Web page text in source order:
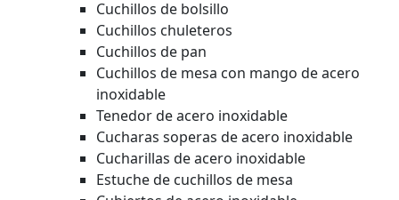
Cuchillos de bolsillo
Cuchillos chuleteros
Cuchillos de pan
Cuchillos de mesa con mango de acero
inoxidable
Tenedor de acero inoxidable
Cucharas soperas de acero inoxidable
Cucharillas de acero inoxidable
Estuche de cuchillos de mesa